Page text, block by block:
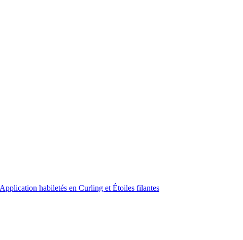
habiletés en Curling et Étoiles filantes